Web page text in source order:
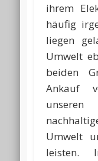
ihrem
häufig
liegen
Umwelt
beiden
Ankauf
Umwelt
leisten.